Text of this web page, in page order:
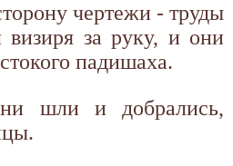
чертежи - труды
визиря за руку, и они
падишаха.
шли и добрались,